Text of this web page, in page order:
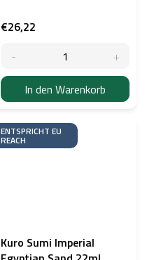
€26,22
In den Warenkorb
ENTSPRICHT EU
REACH
Kuro Sumi Imperial